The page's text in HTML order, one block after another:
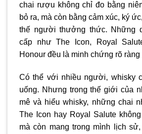
chai rượu không chỉ đo bằng
bỏ ra, mà còn bằng cảm xúc, ký
thế người thưởng thức. Những
cấp như The Icon, Royal
Honour đều là minh chứng rõ ràng
Có thể với nhiều người, whisky
uống. Nhưng trong thế giới của
mê và hiểu whisky, những chai
The Icon hay Royal Salute
mà còn mang trong mình lịch